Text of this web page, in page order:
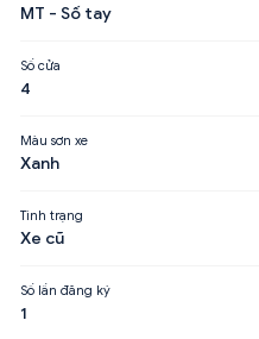
MT - Số tay
Số cửa
4
Màu sơn xe
Xanh
Tình trạng
Xe cũ
Số lần đăng ký
1